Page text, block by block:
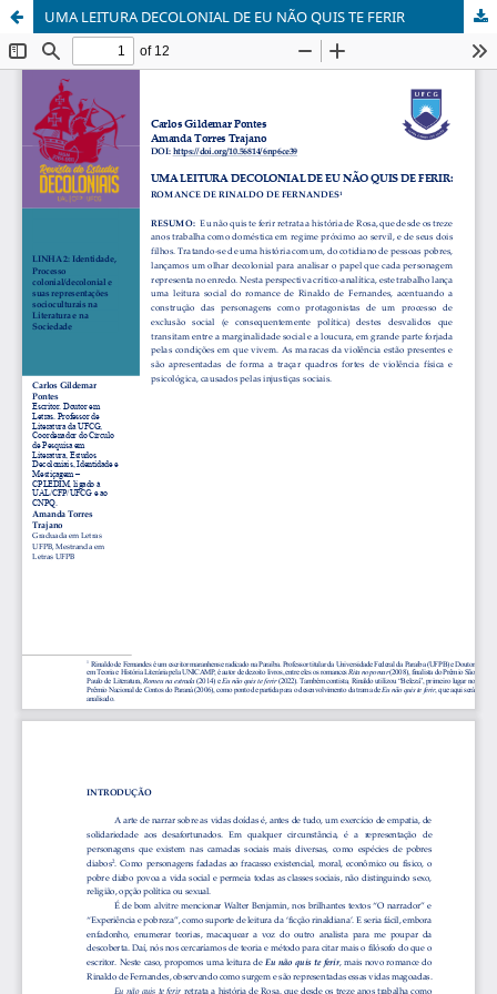
UMA LEITURA DECOLONIAL DE EU NÃO QUIS TE FERIR